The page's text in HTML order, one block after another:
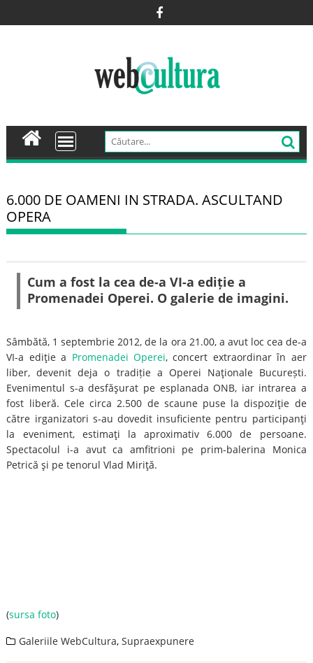
to
6.000 DE OAMENI IN STRADA. ASCULTAND
OPERA
Cum a fost la cea de-a VI-a ediție a
Promenadei Operei. O galerie de imagini.
Sâmbătă, 1 septembrie 2012, de la ora 21.00, a avut loc cea de-a
VI-a ediţie a Promenadei Operei, concert extraordinar în aer
liber, devenit deja o tradiție a Operei Naţionale București.
Evenimentul s-a desfăşurat pe esplanada ONB, iar intrarea a
fost liberă. Cele circa 2.500 de scaune puse la dispoziţie de
către irganizatori s-au dovedit insuficiente pentru participanţi
la eveniment, estimaţi la aproximativ 6.000 de persoane.
Spectacolul i-a avut ca amfitrioni pe prim-balerina Monica
Petrică şi pe tenorul Vlad Miriţă.
(sursa foto)
Galeriile WebCultura,Supraexpunere